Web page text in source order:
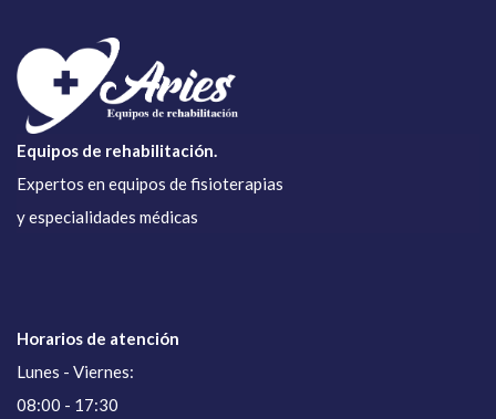
Equipos de rehabilitación.
Expertos en equipos de fisioterapias
y especialidades médicas
Horarios de atención
Lunes - Viernes:
08:00 - 17:30